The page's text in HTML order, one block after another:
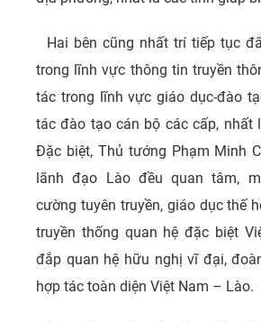
Hai bên cũng nhất trí tiếp tục
trong lĩnh vực thông tin truyền
tác trong lĩnh vực giáo dục-đào
tác đào tạo cán bộ các cấp, nhất
Đặc biệt, Thủ tướng Phạm Minh
lãnh đạo Lào đều quan tâm,
cường tuyên truyền, giáo dục thế
truyền thống quan hệ đặc biệt
đắp quan hệ hữu nghị vĩ đại,
hợp tác toàn diện Việt Nam – Lào.